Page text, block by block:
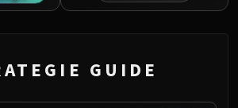
Malkorok
Spoils of Pandaria
Blackfuse
GUIDE